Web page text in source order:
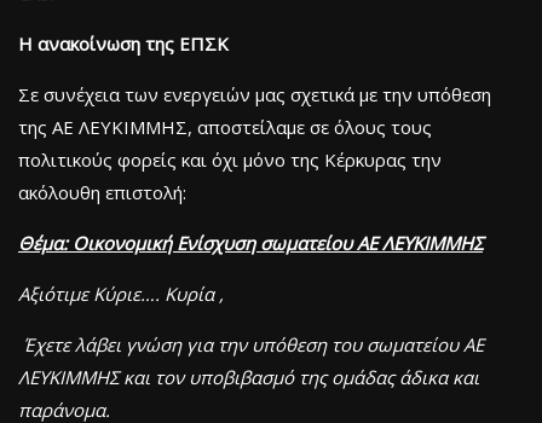
H ανακοίνωση της ΕΠΣΚ
Σε συνέχεια των ενεργειών μας σχετικά με την υπόθεση
της ΑΕ ΛΕΥΚΙΜΜΗΣ, αποστείλαμε σε όλους τους
πολιτικούς φορείς και όχι μόνο της Κέρκυρας την
ακόλουθη επιστολή:
Θέμα: Οικονομική Ενίσχυση σωματείου ΑΕ ΛΕΥΚΙΜΜΗΣ
Αξιότιμε Κύριε…. Κυρία ,
Έχετε λάβει γνώση για την υπόθεση του σωματείου ΑΕ
ΛΕΥΚΙΜΜΗΣ και τον υποβιβασμό της ομάδας άδικα και
παράνομα.